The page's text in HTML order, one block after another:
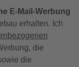
E-Mail-Werbung
erhalten. Ich
die
die